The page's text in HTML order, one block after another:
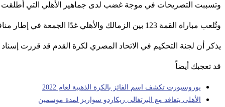
وتسببت التصريحات في موجة غضب لدى جماهير الأهلي التي أطلقت
وتُلعب مباراة القمة 123 بين الزمالك والأهلي غدًا الجمعة في إطار منافسات الجولة الثالثة من بطولة الدوري المصري الممتاز .
يذكر أن لجنة التحكيم في الاتحاد المصري لكرة القدم قد قررت
قد تعجبك أيضاً
يوروسبورت تكشف اسم الفائز بالكرة الذهبية لعام 2022
الأهلى يتعاقد مع البرتغالى ريكاردو سواريز لمدة موسمين